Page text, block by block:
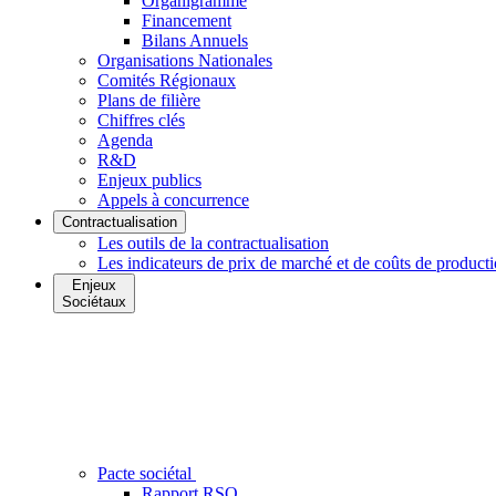
Financement
Bilans Annuels
Organisations Nationales
Comités Régionaux
Plans de filière
Chiffres clés
Agenda
R&D
Enjeux publics
Appels à concurrence
Contractualisation
Les outils de la contractualisation
Les indicateurs de prix de marché et de coûts de
Enjeux
Sociétaux
Pacte sociétal